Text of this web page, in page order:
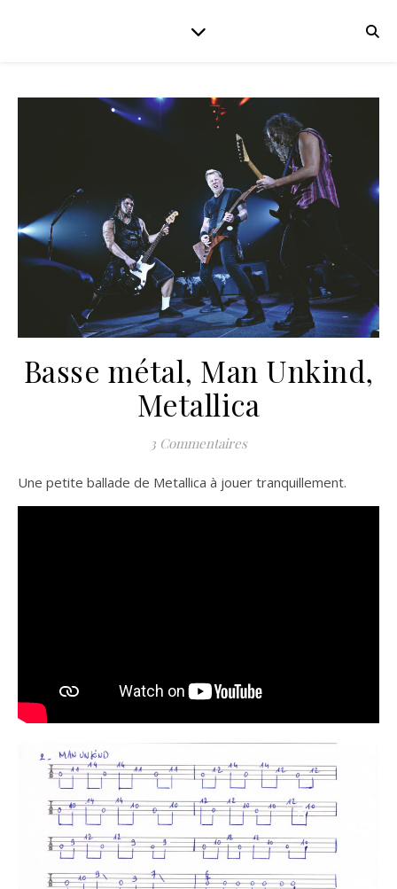
Basse métal, Man Unkind,
Metallica
3 Commentaires
Une petite ballade de Metallica à jouer tranquillement.